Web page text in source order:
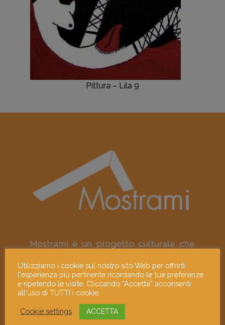
Pittura – Lila 9
Mostrami è un progetto culturale che
contemporanei e gli artisti visivi
emergenti attraverso le loro opere e i
loro murales; diffonde la giovane arte
contemporanea come strumento di
approfondimento culturale e di
Utilizziamo i cookie sul nostro sito Web per offrirti
l'esperienza più pertinente ricordando le tue preferenze
e ripetendo le visite. Cliccando “Accetta” acconsenti
all'uso di TUTTI i cookie.
Cookie settings ACCETTA